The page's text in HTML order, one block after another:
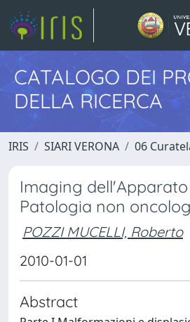
CATALOGO DEI
DELLA RICERCA
IRIS SIARI VERONA 06
Imaging
Patologia non
POZZI MUCELLI, Roberto
2010-01-01
Abstract